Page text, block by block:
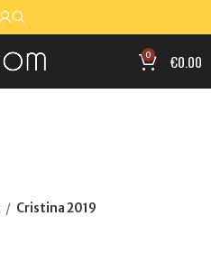
0 €0.00
Cristina 2019